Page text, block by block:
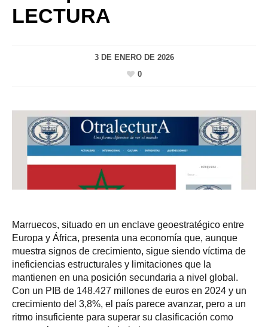
LECTURA
3 DE ENERO DE 2026
0
Marruecos, situado en un enclave geoestratégico entre
Europa y África, presenta una economía que, aunque
muestra signos de crecimiento, sigue siendo víctima de
ineficiencias estructurales y limitaciones que la
mantienen en una posición secundaria a nivel global.
Con un PIB de 148.427 millones de euros en 2024 y un
crecimiento del 3,8%, el país parece avanzar, pero a un
ritmo insuficiente para superar su clasificación como